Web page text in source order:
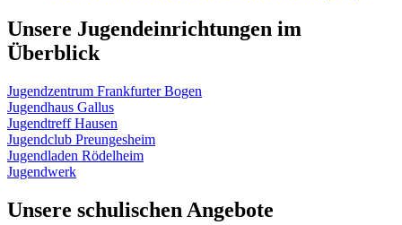
Unsere Jugendeinrichtungen im
Überblick
Jugendzentrum Frankfurter Bogen
Jugendhaus Gallus
Jugendtreff Hausen
Jugendclub Preungesheim
Jugendladen Rödelheim
Jugendwerk
Unsere schulischen Angebote